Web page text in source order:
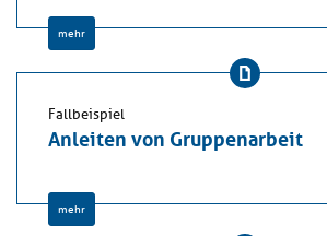
mehr
Fallbeispiel
Anleiten von Gruppenarbeit
mehr